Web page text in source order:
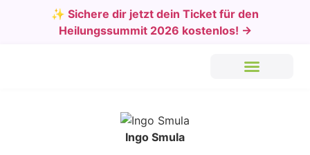
✨ Sichere dir jetzt dein Ticket für den
Heilungssummit 2026 kostenlos! →
Ingo Smu­la